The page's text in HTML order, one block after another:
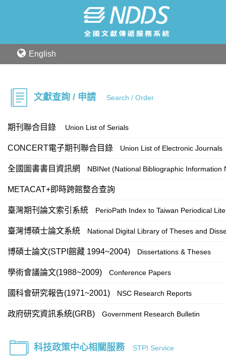
English
文獻查詢 / 申請 Search / Order
期刊聯合目錄 Union List of Serials
CONCERT電子期刊聯合目錄 Union List of Electronic Journals
全國圖書書目資訊網 NBINet (National Bibliographic Information
METACAT+即時跨館整合查詢
臺灣期刊論文索引系統 PerioPath Index to Taiwan Periodical
臺灣博碩士論文系統 National Digital Library of Theses and
博碩士論文(STPI館藏 1994~2004) Dissertations & Theses
學術會議論文(1988~2009) Conference Papers
國科會研究報告(1971~2001) NSC Research Reports
政府研究資訊系統(GRB) Government Research Bulletin
科技政策中心相關服務 STPI Service